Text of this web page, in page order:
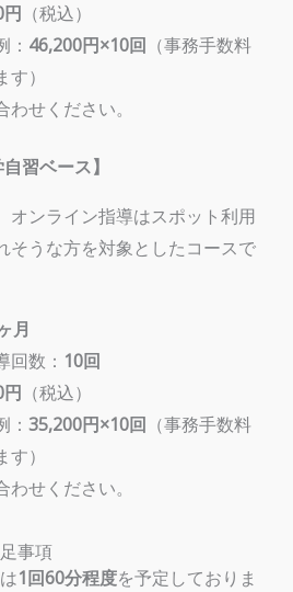
（税込）
： 46,200円×10回 （事務手数料
）
わせください。
習ベース】
オンライン指導はスポット利用
そうな方を対象としたコースで
月
回数： 10回
（税込）
： 35,200円×10回 （事務手数料
）
せください。
事項
1回60分程度を予定しておりま